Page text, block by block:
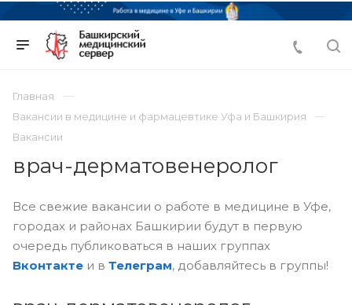
Главная
Вакансии в медицине и фармацевтике Уфа и Башкирия
Вакансии
врач-дерматовенеролог
Все свежие вакансии о работе в медицине в Уфе,
городах и районах Башкирии будут в первую
очередь публиковаться в наших группах
Вконтакте и в Телеграм, добавляйтесь в группы!